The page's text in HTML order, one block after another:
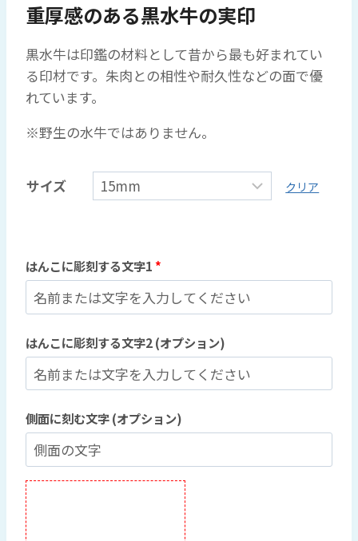
価
格
は
¥15,800
で
た。
の
価
格
¥9,880
重厚感のある黒水牛の実印
黒水牛は印鑑の材料として昔から最も好まれてい
る印材です。朱肉との相性や耐久性などの面で優
れています。
※野生の水牛ではありません。
サイズ クリア
はんこに彫刻する文字1*
はんこに彫刻する文字2(オプション)
側面に刻む文字(オプション)